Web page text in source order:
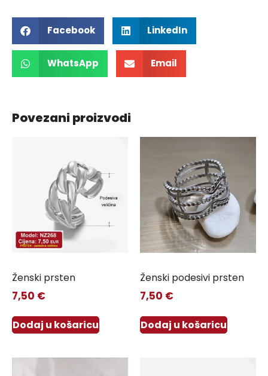
Facebook LinkedIn
WhatsApp Email
Povezani proizvodi
Ženski prsten
7,50 €
Dodaj u košaricu
Ženski podesivi prsten
7,50 €
Dodaj u košaricu